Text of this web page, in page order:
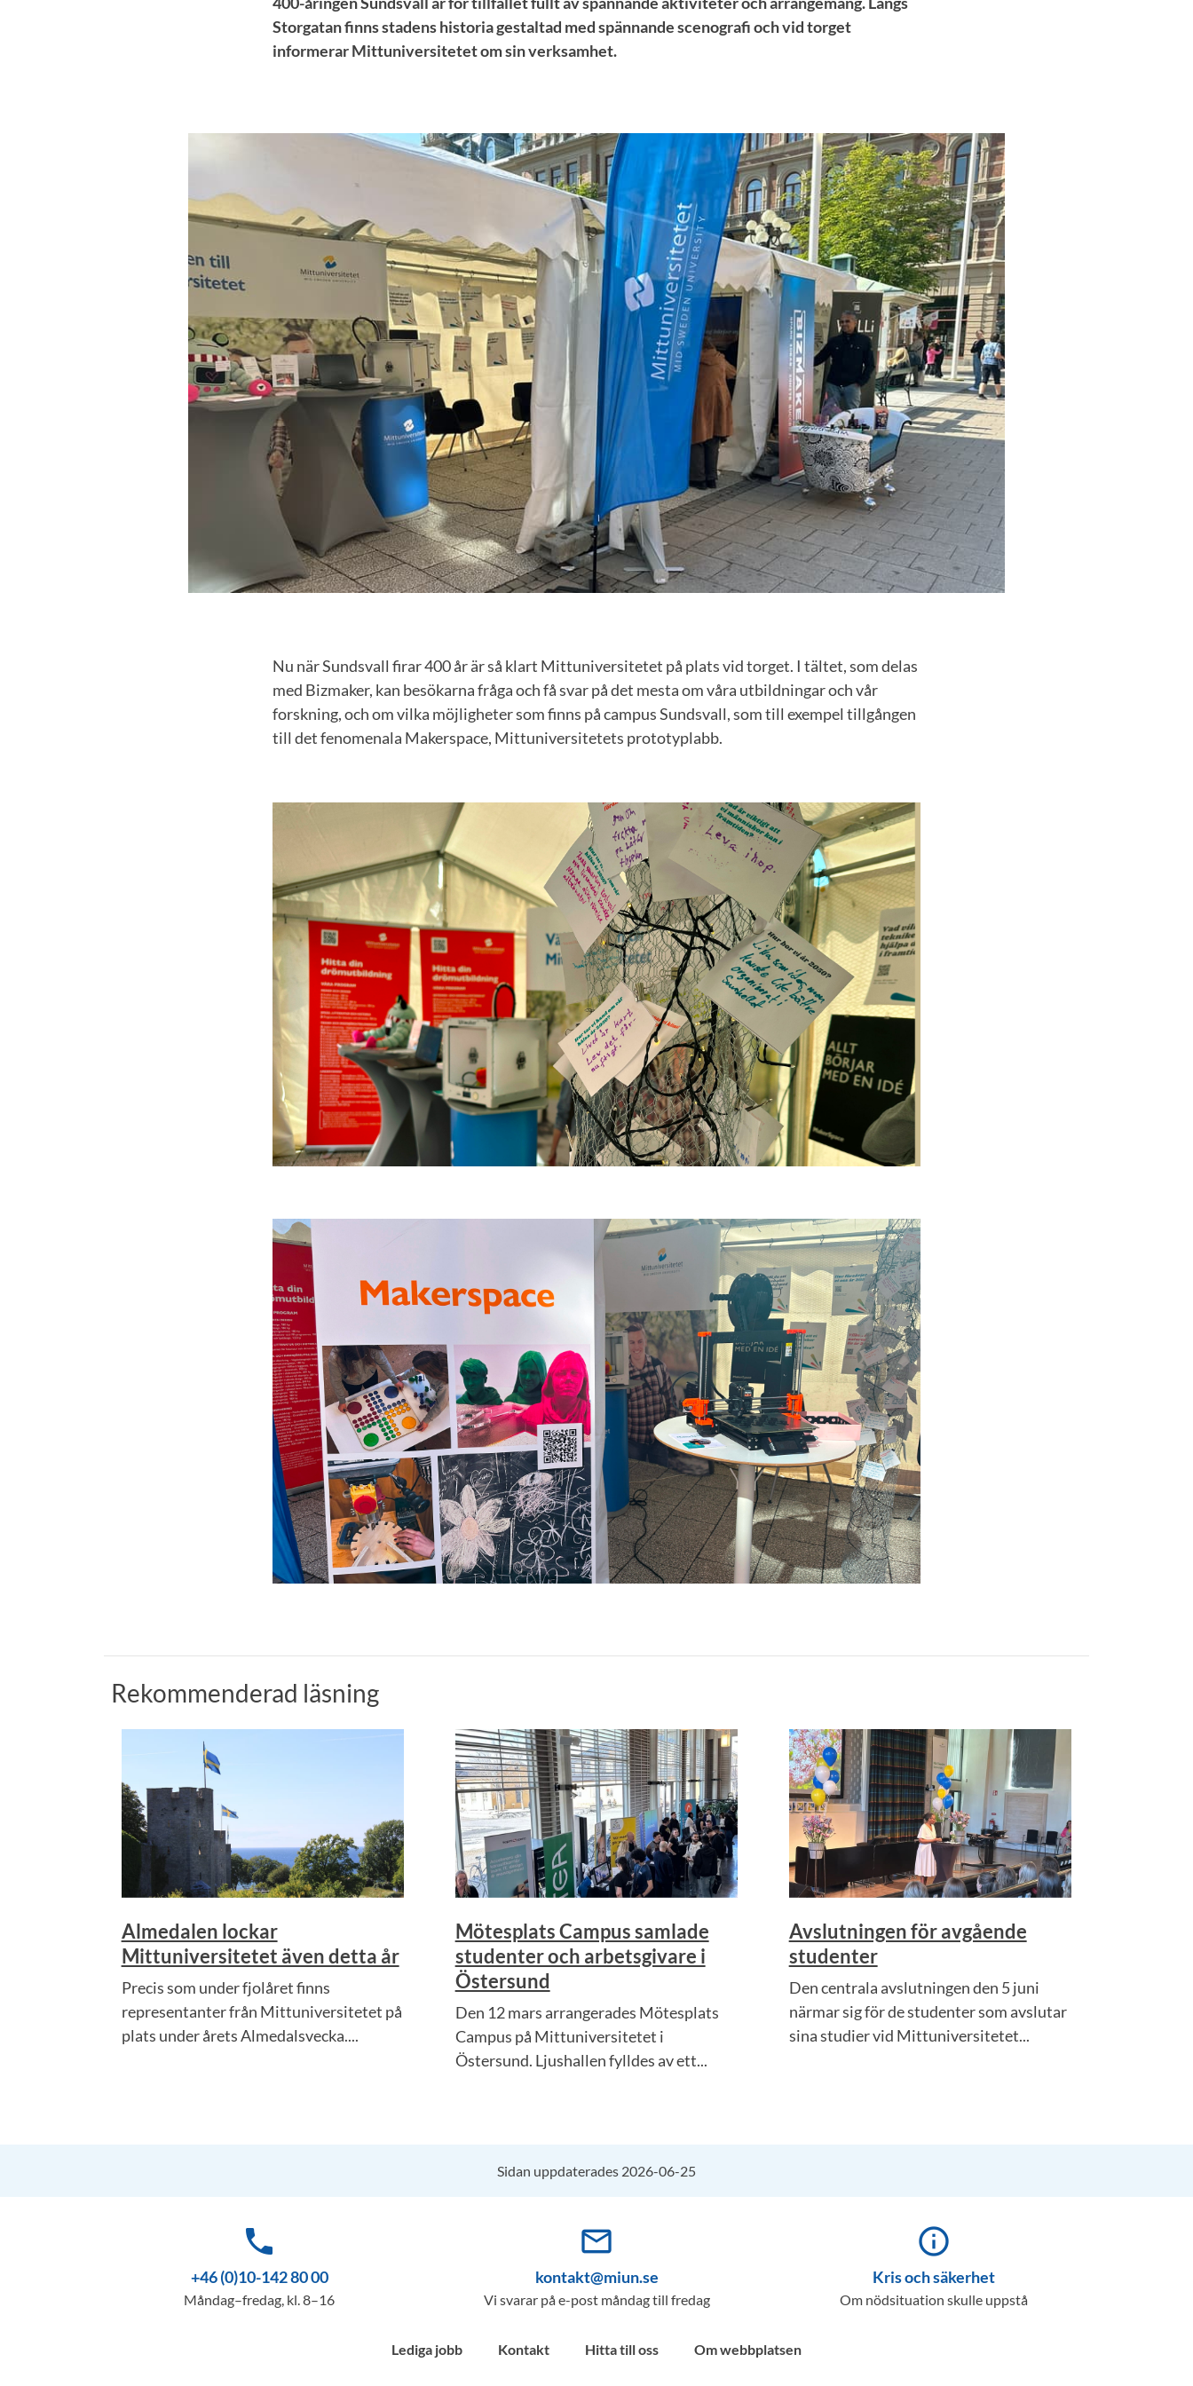
Storgatan finns stadens historia gestaltad med spännande scenografi och vid torget
informerar Mittuniversitetet om sin verksamhet.
Nu när Sundsvall firar 400 år är så klart Mittuniversitetet på plats vid torget. I tältet, som delas
med Bizmaker, kan besökarna fråga och få svar på det mesta om våra utbildningar och vår
forskning, och om vilka möjligheter som finns på campus Sundsvall, som till exempel tillgången
till det fenomenala Makerspace, Mittuniversitetets prototyplabb.
Rekommenderad läsning
Almedalen lockar
Mittuniversitetet även detta år
Precis som under fjolåret finns
representanter från Mittuniversitetet på
plats under årets Almedalsvecka....
Mötesplats Campus samlade
studenter och arbetsgivare i
Östersund
Den 12 mars arrangerades Mötesplats
Campus på Mittuniversitetet i
Östersund. Ljushallen fylldes av ett...
Avslutningen för avgående
studenter
Den centrala avslutningen den 5 juni
närmar sig för de studenter som avslutar
sina studier vid Mittuniversitetet...
Sidan uppdaterades 2026-06-25
phone
+46 (0)10-142 80 00
Måndag–fredag, kl. 8–16
mail_outline
kontakt@miun.se
Vi svarar på e-post måndag till fredag
info_outline
Kris och säkerhet
Om nödsituation skulle uppstå
Lediga jobb Kontakt Hitta till oss Om webbplatsen